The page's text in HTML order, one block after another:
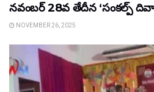
నవంబర్ 28వ తేదీన ‘సంకల్ప్
NOVEMBER 26, 2025